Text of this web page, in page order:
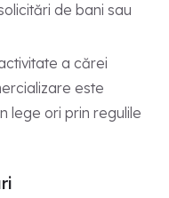
de bani sau
a cărei
este
lege ori prin regulile